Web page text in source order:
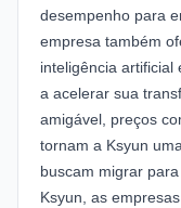
desempenho para
empresa também
inteligência artificial
a acelerar sua
amigável, preços
tornam a Ksyun
buscam migrar
Ksyun, as